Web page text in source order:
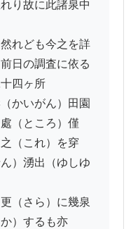
り故に此諸泉中
れども今之を詳
日の調査に依る
四ヶ所
かいがん）田園
（ところ）僅
（これ）を穿
）湧出（ゆしゆ
（さら）に幾泉
）するも亦